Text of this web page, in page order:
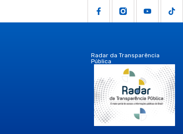
Radar da Transparência
Pública